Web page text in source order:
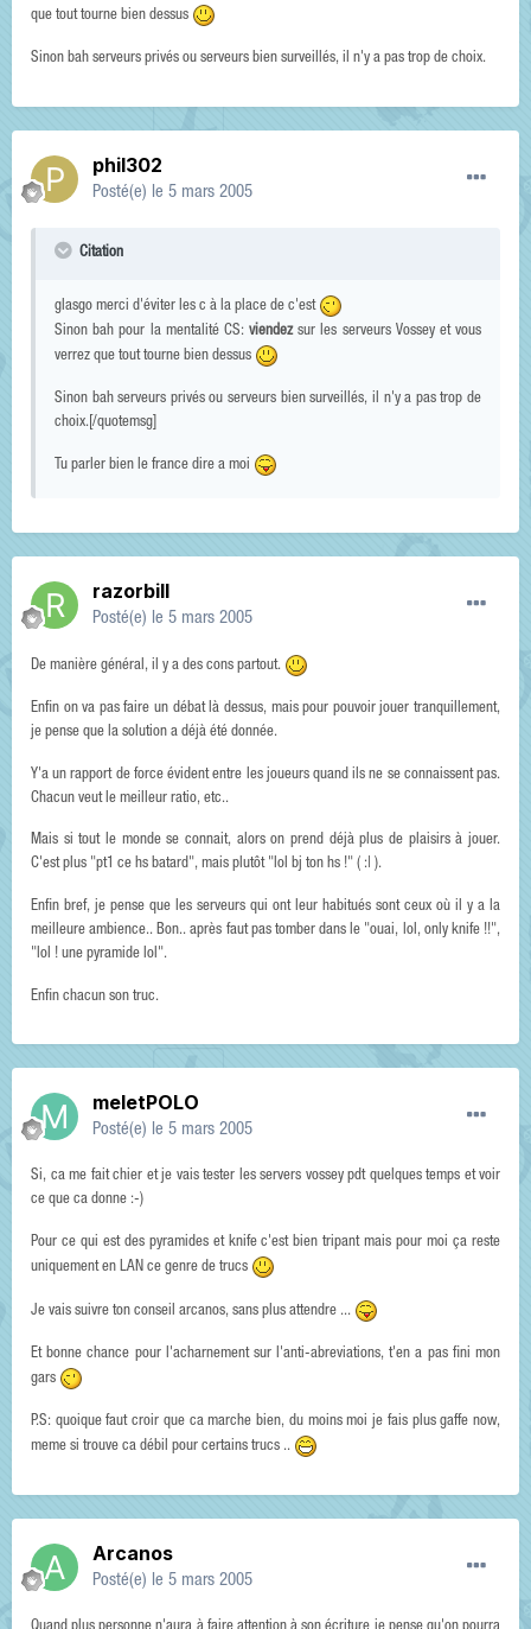
que tout tourne bien dessus
Sinon bah serveurs privés ou serveurs bien surveillés, il n'y a pas trop de choix.
phil302
Posté(e) le 5 mars 2005
Citation
glasgo merci d'éviter les c à la place de c'est
Sinon bah pour la mentalité CS: viendezsur les serveurs Vossey et vous
verrez que tout tourne bien dessus
Sinon bah serveurs privés ou serveurs bien surveillés, il n'y a pas trop de
choix.[/quotemsg]
Tu parler bien le france dire a moi
razorbill
Posté(e) le 5 mars 2005
De manière général, il y a des cons partout.
Enfin on va pas faire un débat là dessus, mais pour pouvoir jouer tranquillement,
je pense que la solution a déjà été donnée.
Y'a un rapport de force évident entre les joueurs quand ils ne se connaissent pas.
Chacun veut le meilleur ratio, etc..
Mais si tout le monde se connait, alors on prend déjà plus de plaisirs à jouer.
C'est plus "pt1 ce hs batard", mais plutôt "lol bj ton hs !" ( :| ).
Enfin bref, je pense que les serveurs qui ont leur habitués sont ceux où il y a la
meilleure ambience.. Bon.. après faut pas tomber dans le "ouai, lol, only knife !!",
"lol ! une pyramide lol".
Enfin chacun son truc.
meletPOLO
Posté(e) le 5 mars 2005
Si, ca me fait chier et je vais tester les servers vossey pdt quelques temps et voir
ce que ca donne :-)
Pour ce qui est des pyramides et knife c'est bien tripant mais pour moi ça reste
uniquement en LAN ce genre de trucs
Je vais suivre ton conseil arcanos, sans plus attendre ...
Et bonne chance pour l'acharnement sur l'anti-abreviations, t'en a pas fini mon
gars
P.S: quoique faut croir que ca marche bien, du moins moi je fais plus gaffe now,
meme si trouve ca débil pour certains trucs ..
Arcanos
Posté(e) le 5 mars 2005